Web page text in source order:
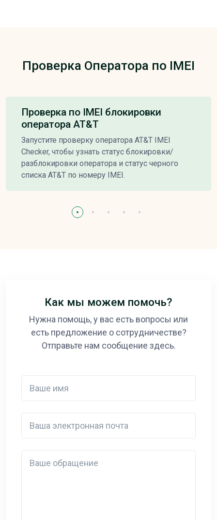
Проверка Оператора по IMEI
Проверка по IMEI блокировки
оператора AT&T
Запустите проверку оператора AT&T IMEI
Checker, чтобы узнать статус блокировки/
разблокировки оператора и статус черного
списка AT&T по номеру IMEI.
Как мы можем помочь?
Нужна помощь, у вас есть вопросы или
есть предложение о сотрудничестве?
Отправьте нам сообщение здесь.